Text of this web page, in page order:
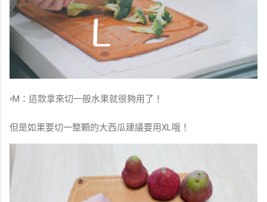
▫️M：這款拿來切一般水果就很夠用了！
但是如果要切一整顆的大西瓜建議要用XL哦！